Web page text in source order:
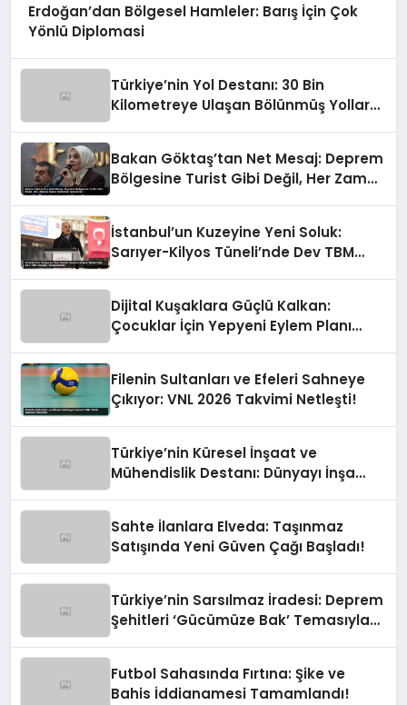
Erdoğan’dan Bölgesel Hamleler: Barış İçin Çok
Yönlü Diplomasi
Türkiye’nin Yol Destanı: 30 Bin
Kilometreye Ulaşan Bölünmüş Yollar
Bakan Göktaş’tan Net Mesaj: Deprem
Bölgesine Turist Gibi Değil, Her Zaman
İstanbul’un Kuzeyine Yeni Soluk:
Sarıyer-Kilyos Tüneli’nde Dev TBM
Dijital Kuşaklara Güçlü Kalkan:
Çocuklar İçin Yepyeni Eylem Planı
Filenin Sultanları ve Efeleri Sahneye
Çıkıyor: VNL 2026 Takvimi Netleşti!
Türkiye’nin Küresel İnşaat ve
Mühendislik Destanı: Dünyayı İnşa
Sahte İlanlara Elveda: Taşınmaz
Satışında Yeni Güven Çağı Başladı!
Türkiye’nin Sarsılmaz İradesi: Deprem
Şehitleri ‘Gücümüze Bak’ Temasıyla
Futbol Sahasında Fırtına: Şike ve
Bahis İddianamesi Tamamlandı!